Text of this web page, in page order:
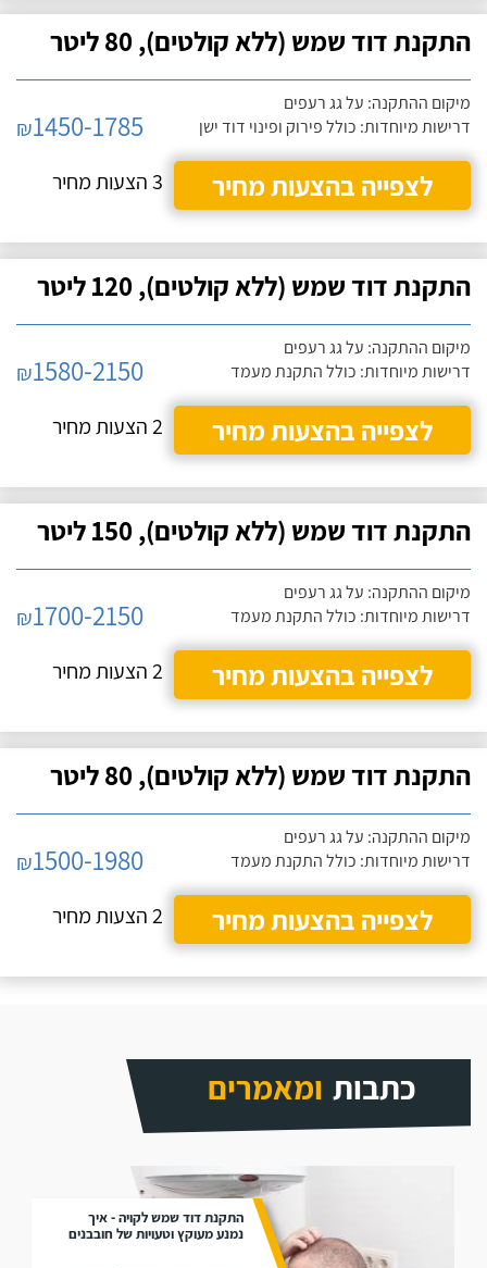
התקנת דוד שמש (ללא קולטים), 80 ליטר
מיקום ההתקנה: על גג רעפים
דרישות מיוחדות: כולל פירוק ופינוי דוד ישן
₪1450-1785
לצפייה בהצעות מחיר
3 הצעות מחיר
התקנת דוד שמש (ללא קולטים), 120 ליטר
מיקום ההתקנה: על גג רעפים
דרישות מיוחדות: כולל התקנת מעמד
₪1580-2150
לצפייה בהצעות מחיר
2 הצעות מחיר
התקנת דוד שמש (ללא קולטים), 150 ליטר
מיקום ההתקנה: על גג רעפים
דרישות מיוחדות: כולל התקנת מעמד
₪1700-2150
לצפייה בהצעות מחיר
2 הצעות מחיר
התקנת דוד שמש (ללא קולטים), 80 ליטר
מיקום ההתקנה: על גג רעפים
דרישות מיוחדות: כולל התקנת מעמד
₪1500-1980
לצפייה בהצעות מחיר
2 הצעות מחיר
כתבות ומאמרים
התקנת דוד שמש לקויה - איך
נמנע מעוקץ וטעויות של חובבנים